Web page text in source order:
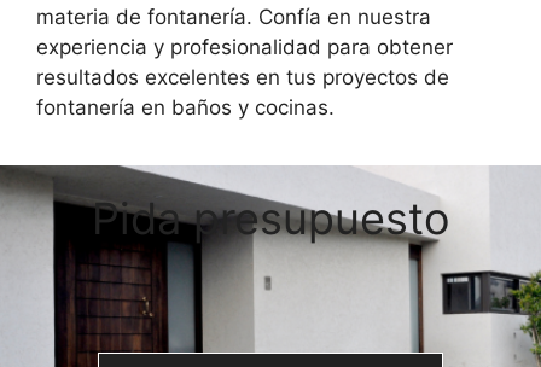
materia de fontanería. Confía en nuestra
experiencia y profesionalidad para obtener
resultados excelentes en tus proyectos de
fontanería en baños y cocinas.
Pida presupuesto